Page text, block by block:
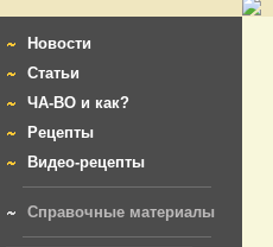
Новости
Статьи
ЧА-ВО и как?
Рецепты
Видео-рецепты
Справочные материалы